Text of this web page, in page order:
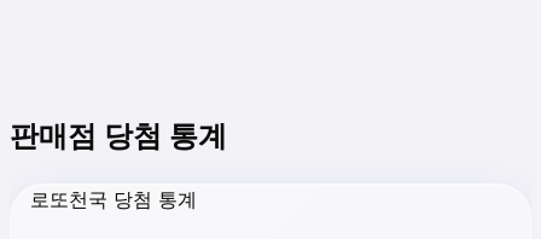
판매점 당첨 통계
로또천국 당첨 통계